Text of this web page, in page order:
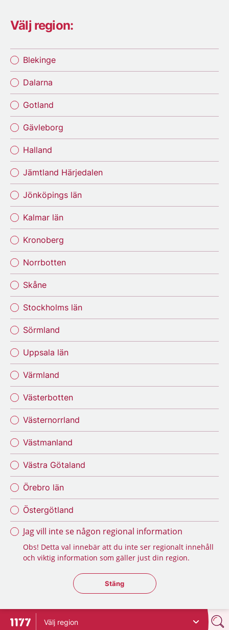
Välj region:
Blekinge
Dalarna
Gotland
Gävleborg
Halland
Jämtland Härjedalen
Jönköpings län
Kalmar län
Kronoberg
Norrbotten
Skåne
Stockholms län
Sörmland
Uppsala län
Värmland
Västerbotten
Västernorrland
Västmanland
Västra Götaland
Örebro län
Östergötland
Jag vill inte se någon regional information
Obs! Detta val innebär att du inte ser regionalt innehåll
och viktig information som gäller just din region.
Stäng regionsväljaren
Stäng
Till startsidan för 1177
Välj region